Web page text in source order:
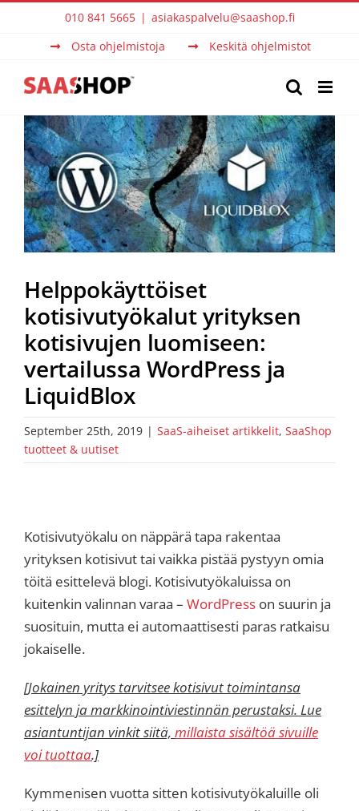
010 841 5665 | asiakaspalvelu@saashop.fi
Osta ohjelmistoja
Keskitä ohjelmistot
View
Larger
Image
Helppokäyttöiset
kotisivutyökalut yrityksen
kotisivujen luomiseen:
vertailussa WordPress ja
LiquidBlox
September 25th, 2019 | SaaS-aiheiset artikkelit, SaaShop
tuotteet & uutiset
Kotisivutyökalu on näppärä tapa rakentaa
yrityksen kotisivut tai vaikka pistää pystyyn omia
töitä esittelevä blogi. Kotisivutyökaluissa on
kuitenkin valinnan varaa – WordPress on suurin ja
suosituin, mutta ei automaattisesti paras ratkaisu
jokaiselle.
[Jokainen yritys tarvitsee kotisivut toimintansa
esittelyn ja markkinointiviestinnän perustaksi. Lue
asiantuntijan vinkit siitä, millaista sisältöä sivuille
voi tuottaa.]
Kymmenisen vuotta sitten kotisivutyökaluille oli